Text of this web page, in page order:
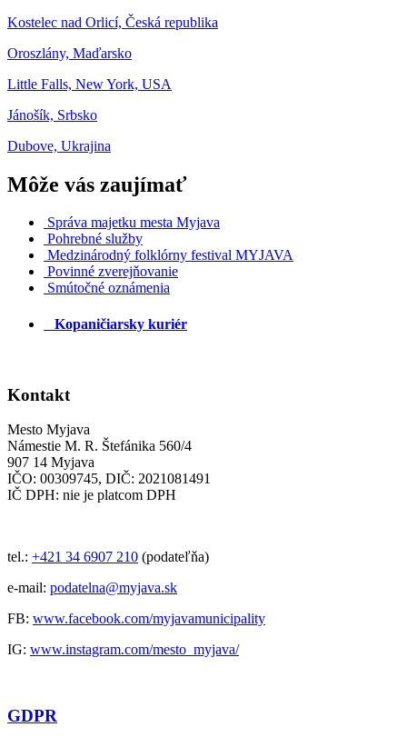
Kostelec nad Orlicí, Česká republika
Oroszlány, Maďarsko
Little Falls, New York, USA
Jánošík, Srbsko
Dubove, Ukrajina
Môže vás zaujímať
Správa majetku mesta Myjava
Pohrebné služby
Medzinárodný folklórny festival MYJAVA
Povinné zverejňovanie
Smútočné oznámenia
Kopaničiarsky kuriér
Kontakt
Mesto Myjava
Námestie M. R. Štefánika 560/4
907 14 Myjava
IČO: 00309745, DIČ: 2021081491
IČ DPH: nie je platcom DPH
tel.: +421 34 6907 210 (podateľňa)
e-mail: podatelna@myjava.sk
FB: www.facebook.com/myjavamunicipality
IG: www.instagram.com/mesto_myjava/
GDPR